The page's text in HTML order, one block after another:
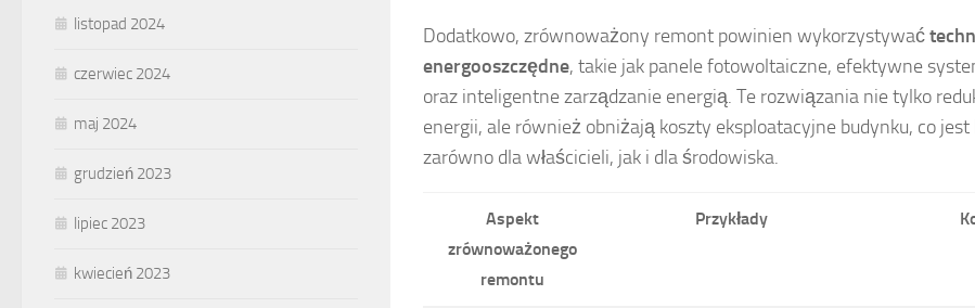
Dodatkowo, zrównoważony remont powinien wykorzystywać
energooszczędne, takie jak panele fotowoltaiczne, efektywne
oraz inteligentne zarządzanie energią. Te rozwiązania nie tylko
energii, ale również obniżają koszty eksploatacyjne budynku, co
zarówno dla właścicieli, jak i dla środowiska.
Aspekt
zrównoważonego
remontu
Przykłady
listopad 2024
czerwiec 2024
maj 2024
grudzień 2023
lipiec 2023
kwiecień 2023